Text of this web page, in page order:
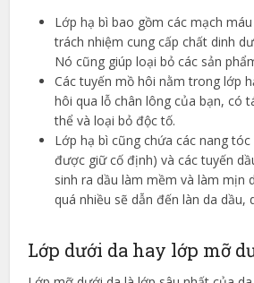
Lớp hạ bì bao gồm các mạch
trách nhiệm cung cấp chất dinh
Nó cũng giúp loại bỏ các sản
Các tuyến mồ hôi nằm trong lớp
hôi qua lỗ chân lông của bạn, có
thể và loại bỏ độc tố.
Lớp hạ bì cũng chứa các nang
được giữ cố định) và các tuyến
sinh ra dầu làm mềm và làm mịn
quá nhiều sẽ dẫn đến làn da dầu,
Lớp dưới da hay lớp mỡ